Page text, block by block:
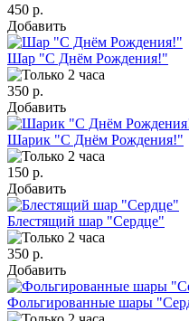
450 р.
Добавить
Шар "С Днём Рождения!"
350 р.
Добавить
Шарик "С Днём Рождения!"
150 р.
Добавить
Блестящий шар "Сердце"
350 р.
Добавить
Фольгированные шары